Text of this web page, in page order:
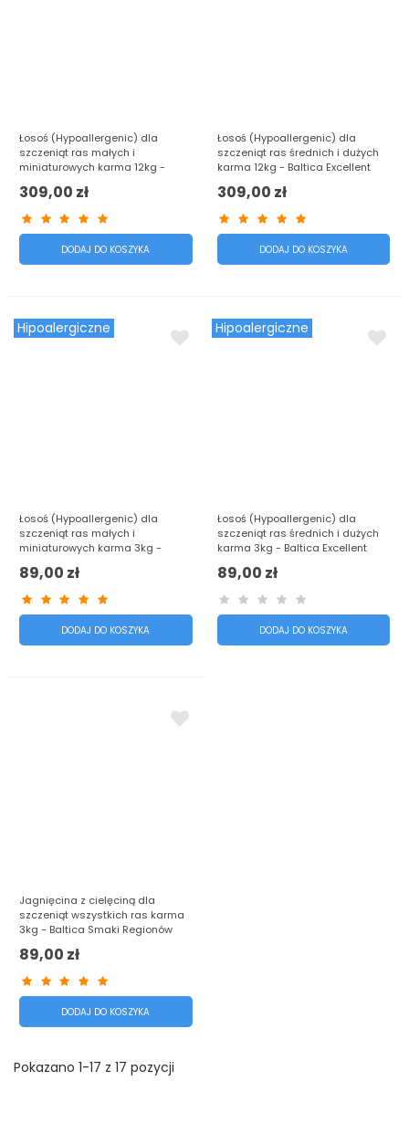
Łosoś (Hypoallergenic) dla
szczeniąt ras małych i
miniaturowych karma 12kg -
309,00 zł
DODAJ DO KOSZYKA
Łosoś (Hypoallergenic) dla
szczeniąt ras średnich i dużych
karma 12kg - Baltica Excellent
309,00 zł
DODAJ DO KOSZYKA
Hipoalergiczne
Łosoś (Hypoallergenic) dla
szczeniąt ras małych i
miniaturowych karma 3kg -
89,00 zł
DODAJ DO KOSZYKA
Hipoalergiczne
Łosoś (Hypoallergenic) dla
szczeniąt ras średnich i dużych
karma 3kg - Baltica Excellent
89,00 zł
DODAJ DO KOSZYKA
Jagnięcina z cielęciną dla
szczeniąt wszystkich ras karma
3kg - Baltica Smaki Regionów
89,00 zł
DODAJ DO KOSZYKA
Pokazano 1-17 z 17 pozycji